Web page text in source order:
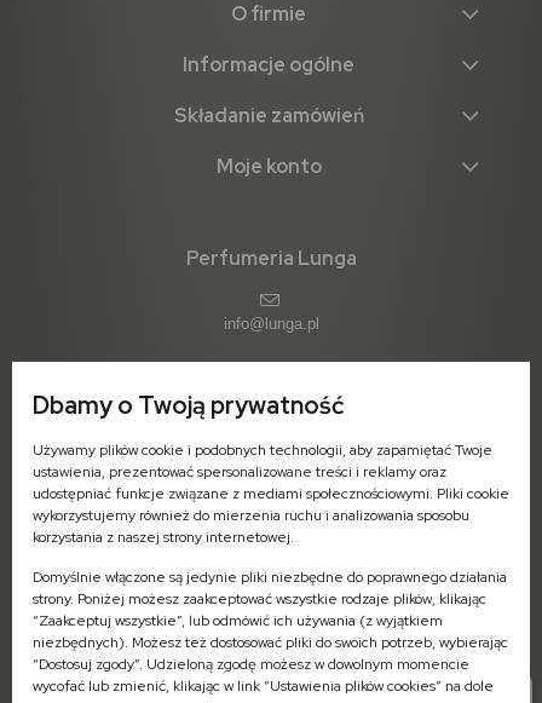
O firmie
Informacje ogólne
Składanie zamówień
Moje konto
Perfumeria Lunga
info@lunga.pl
ul. 11-go Listopada 1 (parter)
09-402 Płock
woj. mazowieckie
Pn-Pt: 7:00 - 16:00
Zamówienia - odbiór stacjonarny
504-573-745 (Pn-Pt: 8:00-16:00)
Dbamy o Twoją prywatność
Używamy plików cookie i podobnych technologii, aby zapamiętać Twoje
ustawienia, prezentować spersonalizowane treści i reklamy oraz
udostępniać funkcje związane z mediami społecznościowymi. Pliki cookie
wykorzystujemy również do mierzenia ruchu i analizowania sposobu
korzystania z naszej strony internetowej.
Domyślnie włączone są jedynie pliki niezbędne do poprawnego działania
strony. Poniżej możesz zaakceptować wszystkie rodzaje plików, klikając
“Zaakceptuj wszystkie”, lub odmówić ich używania (z wyjątkiem
niezbędnych). Możesz też dostosować pliki do swoich potrzeb, wybierając
“Dostosuj zgody”. Udzieloną zgodę możesz w dowolnym momencie
wycofać lub zmienić, klikając w link “Ustawienia plików cookies” na dole